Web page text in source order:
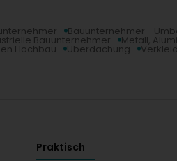
Bauunternehmer -
Bauunternehmer Metall,
Hochbau Überdachung
Praktisch